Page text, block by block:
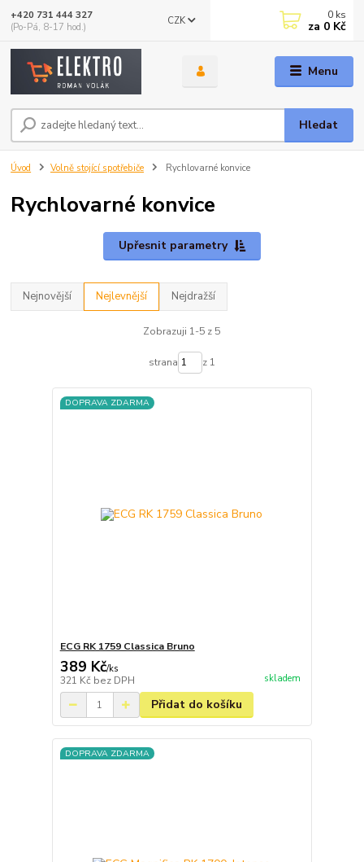
Menu
CZK
Hledat
+420 731 444 327
(Po-Pá, 8-17 hod.)
0 ks
za 0 Kč
Úvod Volně stojící spotřebiče Rychlovarné konvice
Rychlovarné konvice
Upřesnit parametry
Nejnovější Nejlevnější Nejdražší
Zobrazuji 1-5 z 5
strana z 1
DOPRAVA ZDARMA
ECG RK 1759 Classica Bruno
389 Kč/ks
321 Kč bez DPH skladem
Přidat do košíku
DOPRAVA ZDARMA